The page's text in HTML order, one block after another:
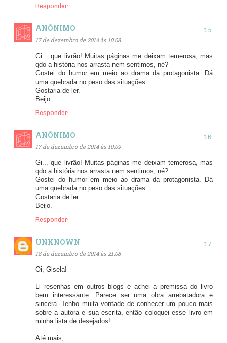
Responder
ANÔNIMO
17 de dezembro de 2014 às 10:08
Gi... que livrão! Muitas páginas me deixam temerosa, mas
qdo a história nos arrasta nem sentimos, né?
Gostei do humor em meio ao drama da protagonista. Dá
uma quebrada no peso das situações.
Gostaria de ler.
Beijo.
Responder
ANÔNIMO
17 de dezembro de 2014 às 10:09
Gi... que livrão! Muitas páginas me deixam temerosa, mas
qdo a história nos arrasta nem sentimos, né?
Gostei do humor em meio ao drama da protagonista. Dá
uma quebrada no peso das situações.
Gostaria de ler.
Beijo.
Responder
UNKNOWN
18 de dezembro de 2014 às 21:08
Oi, Gisela!
Li resenhas em outros blogs e achei a premissa do livro
bem interessante. Parece ser uma obra arrebatadora e
sincera. Tenho muita vontade de conhecer um pouco mais
sobre a autora e sua escrita, então coloquei esse livro em
minha lista de desejados!
Até mais,